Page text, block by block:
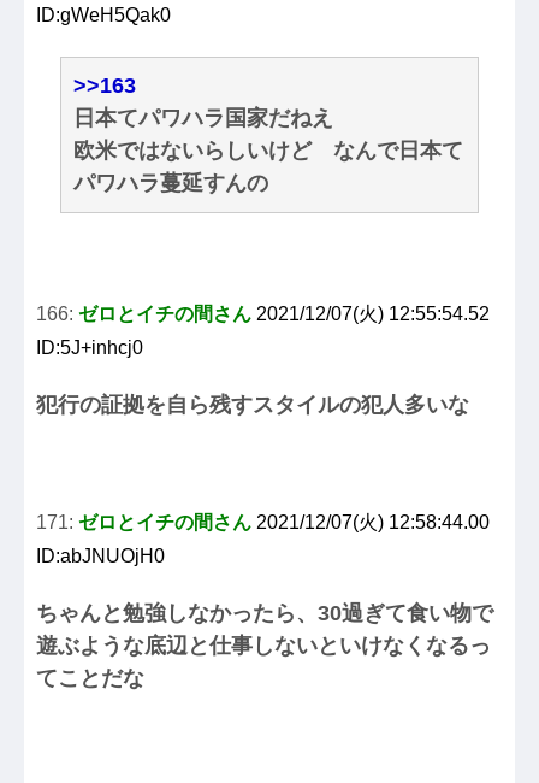
ID:gWeH5Qak0
>>163
日本てパワハラ国家だねえ
欧米ではないらしいけど なんで日本て
パワハラ蔓延すんの
166: ゼロとイチの間さん 2021/12/07(火) 12:55:54.52
ID:5J+inhcj0
犯行の証拠を自ら残すスタイルの犯人多いな
171: ゼロとイチの間さん 2021/12/07(火) 12:58:44.00
ID:abJNUOjH0
ちゃんと勉強しなかったら、30過ぎて食い物で
遊ぶような底辺と仕事しないといけなくなるっ
てことだな